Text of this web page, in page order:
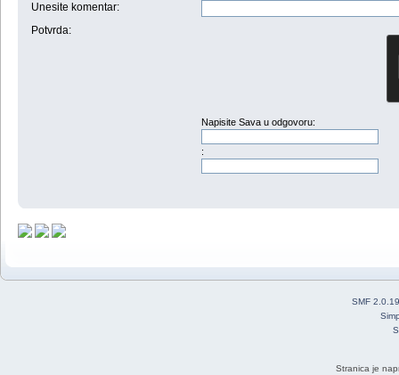
Unesite komentar:
Potvrda:
Napisite Sava u odgovoru:
:
SMF 2.0.19
Stranica je